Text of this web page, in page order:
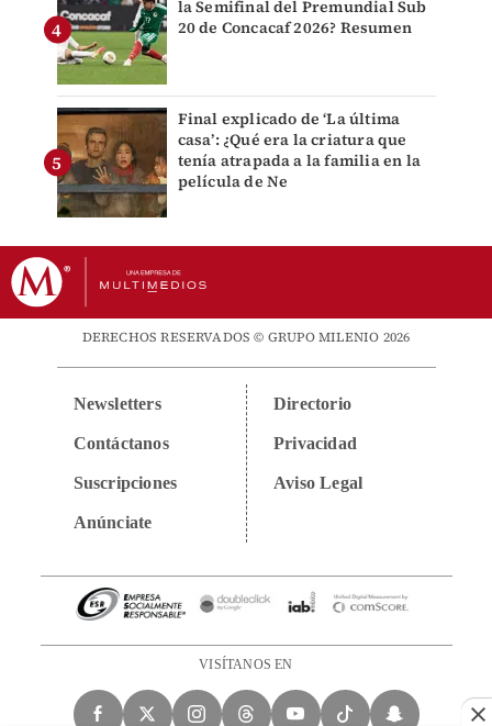
la Semifinal del Premundial Sub
20 de Concacaf 2026? Resumen
Final explicado de ‘La última
casa’: ¿Qué era la criatura que
tenía atrapada a la familia en la
película de Ne
DERECHOS RESERVADOS © GRUPO MILENIO 2026
Newsletters
Contáctanos
Suscripciones
Anúnciate
Directorio
Privacidad
Aviso Legal
VISÍTANOS EN